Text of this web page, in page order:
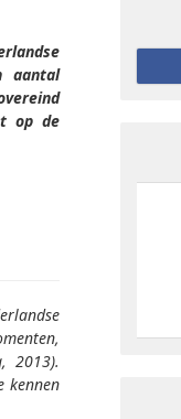
aantal
op de
2013).
kennen